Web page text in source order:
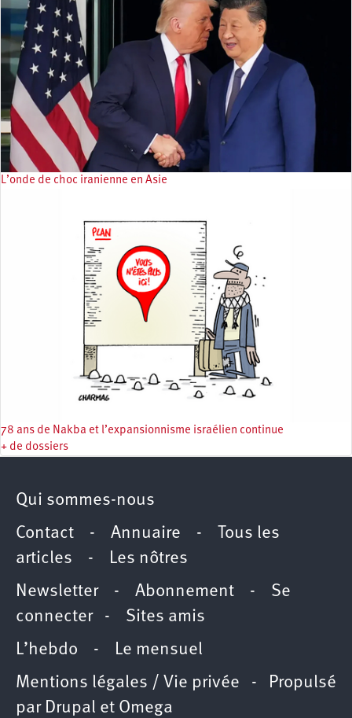
L’onde de choc iranienne en Asie
78 ans de Nakba et l’expansionnisme israélien continue
+ de dossiers
Qui sommes-nous
Contact - Annuaire -
Tous les
articles - Les nôtres
Newsletter- Abonnement - Se
connecter- Sites amis
L’hebdo - Le mensuel
Mentions légales / Vie privée - Propulsé
par Drupal et Omega